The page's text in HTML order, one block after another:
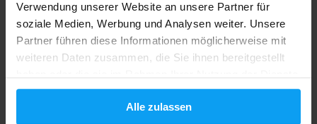
Verwendung unserer Website an unsere Partner für
soziale Medien, Werbung und Analysen weiter. Unsere
Partner führen diese Informationen möglicherweise mit
weiteren Daten zusammen, die Sie ihnen bereitgestellt
gesammelt haben.
Alle zulassen
Mutant
Mass New 6800 g
Mutant
Mass XXXtreme 2500 48 g